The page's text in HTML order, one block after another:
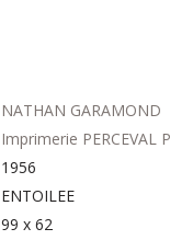
NATHAN GARAMOND
Imprimerie PERCEVAL
1956
ENTOILEE
99 x 62